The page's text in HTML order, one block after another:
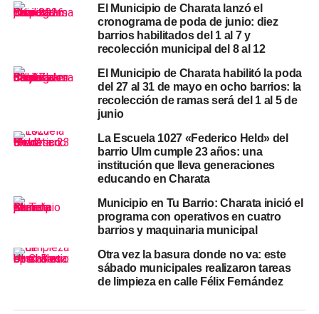
limpieza generalapunta a la recolección de residuos
voluminosos y materiales acumulados en veredas y
espacios comunes. Elreacondicionamiento y
perfilado y relleno de
las arterias de tierra más deterioradas. El
desmalezamientoordena los márgenes de las calles y
los espacios públicos antes de que el invierno endurezca
completa el paquete con revisión y reposición de
luminarias en los puntos que lo requieran.
Municipal, Centenario y 61 Viviendas— son sectores que
el municipio viene trabajando en el marco del plan de
Servicios Urbanos ya realizó trabajos de perfilado y
enripiado en el Barrio Ulm y relleno con compactación en
El Municipio de Charata lanzó el
cronograma de poda de junio: diez
barrios habilitados del 1 al 7 y
recolección municipal del 8 al 12
El Municipio de Charata habilitó la poda
del 27 al 31 de mayo en ocho barrios: la
recolección de ramas será del 1 al 5 de
junio
La Escuela 1027 «Federico Held» del
barrio Ulm cumple 23 años: una
institución que lleva generaciones
educando en Charata
Municipio en Tu Barrio: Charata inició el
programa con operativos en cuatro
barrios y maquinaria municipal
Otra vez la basura donde no va: este
sábado municipales realizaron tareas
de limpieza en calle Félix Fernández